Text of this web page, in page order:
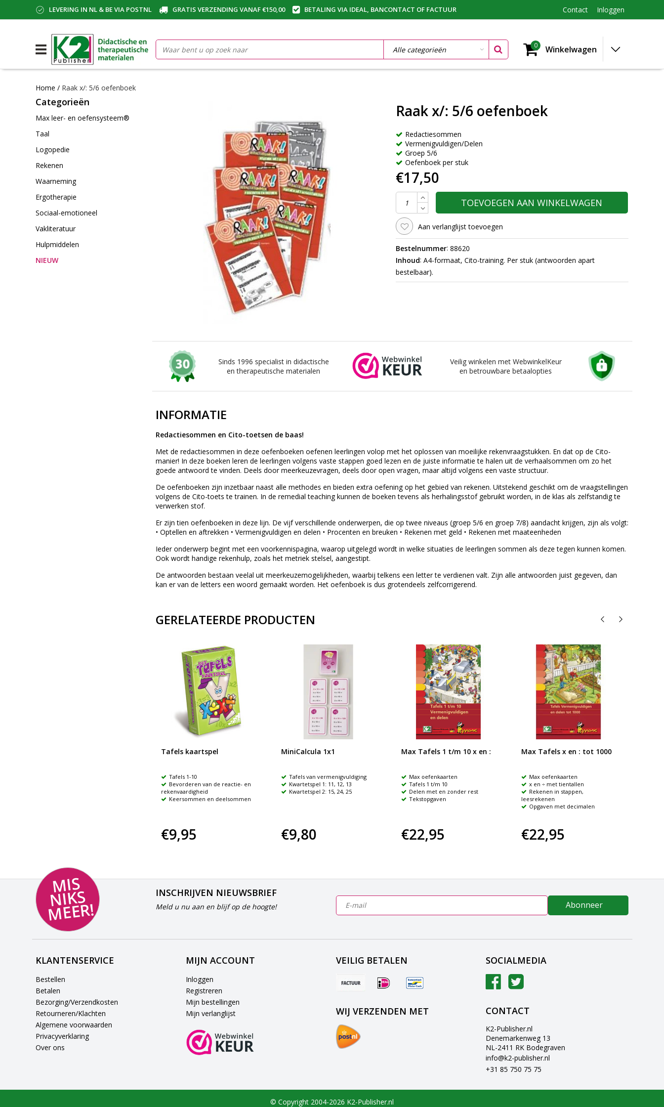
LEVERING IN NL & BE VIA POSTNL GRATIS VERZENDING VANAF €150,00 BETALING VIA IDEAL, BANCONTACT OF FACTUUR Contact Inloggen
0 Winkelwagen
Home / Raak x/: 5/6 oefenboek
Categorieën
Max leer- en oefensysteem®
Taal
Logopedie
Rekenen
Waarneming
Ergotherapie
Sociaal-emotioneel
Vakliteratuur
Hulpmiddelen
NIEUW
Raak x/: 5/6 oefenboek
Redactiesommen
Vermenigvuldigen/Delen
Groep 5/6
Oefenboek per stuk
€17,50
TOEVOEGEN AAN WINKELWAGEN
Aan verlanglijst toevoegen
Bestelnummer: 88620
Inhoud: A4-formaat, Cito-training. Per stuk (antwoorden apart
bestelbaar).
Sinds 1996 specialist in didactische
en therapeutische materialen
Veilig winkelen met WebwinkelKeur
en betrouwbare betaalopties
INFORMATIE
Redactiesommen en Cito-toetsen de baas!
Met de redactiesommen in deze oefenboeken oefenen leerlingen volop met het oplossen van moeilijke rekenvraagstukken. En dat op de Cito-
manier! In deze boeken leren de leerlingen volgens vaste stappen goed lezen en de juiste informatie te halen uit de verhaalsommen om zo het
goede antwoord te vinden. Deels door meerkeuzevragen, deels door open vragen, maar altijd volgens een vaste structuur.
De oefenboeken zijn inzetbaar naast alle methodes en bieden extra oefening op het gebied van rekenen. Uitstekend geschikt om de vraagstellingen
volgens de Cito-toets te trainen. In de remedial teaching kunnen de boeken tevens als herhalingsstof gebruikt worden, in de klas als zelfstandig te
verwerken stof.
Er zijn tien oefenboeken in deze lijn. De vijf verschillende onderwerpen, die op twee niveaus (groep 5/6 en groep 7/8) aandacht krijgen, zijn als volgt:
• Optellen en aftrekken • Vermenigvuldigen en delen • Procenten en breuken • Rekenen met geld • Rekenen met maateenheden
Ieder onderwerp begint met een voorkennispagina, waarop uitgelegd wordt in welke situaties de leerlingen sommen als deze tegen kunnen komen.
Ook wordt handige rekenhulp, zoals het metriek stelsel, aangestipt.
De antwoorden bestaan veelal uit meerkeuzemogelijkheden, waarbij telkens een letter te verdienen valt. Zijn alle antwoorden juist gegeven, dan
kan er van de letters een woord gemaakt worden. Het oefenboek is dus grotendeels zelfcorrigerend.
GERELATEERDE PRODUCTEN
Tafels kaartspel
Tafels 1-10
Bevorderen van de reactie- en
rekenvaardigheid
Keersommen en deelsommen
€9,95
MiniCalcula 1x1
Tafels van vermenigvuldiging
Kwartetspel 1: 11, 12, 13
Kwartetspel 2: 15, 24, 25
€9,80
Max Tafels 1 t/m 10 x en :
Max oefenkaarten
Tafels 1 t/m 10
Delen met en zonder rest
Tekstopgaven
€22,95
Max Tafels x en : tot 1000
Max oefenkaarten
x en ÷ met tientallen
Rekenen in stappen,
leesrekenen
Opgaven met decimalen
€22,95
MI
S
NI
K
S
M
E
E
R!
INSCHRIJVEN NIEUWSBRIEF
Meld u nu aan en blijf op de hoogte! Abonneer
KLANTENSERVICE
Bestellen
Betalen
Bezorging/Verzendkosten
Retourneren/Klachten
Algemene voorwaarden
Privacyverklaring
Over ons
MIJN ACCOUNT
Inloggen
Registreren
Mijn bestellingen
Mijn verlanglijst
VEILIG BETALEN
WIJ VERZENDEN MET
SOCIALMEDIA
CONTACT
K2-Publisher.nl
Denemarkenweg 13
NL-2411 RK Bodegraven
info@k2-publisher.nl
+31 85 750 75 75
© Copyright 2004-2026 K2-Publisher.nl